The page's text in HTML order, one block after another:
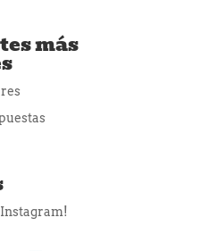
más
Instagram!